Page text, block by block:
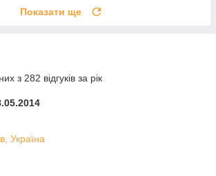
Показати ще
з 282 відгуків за рік
Україна